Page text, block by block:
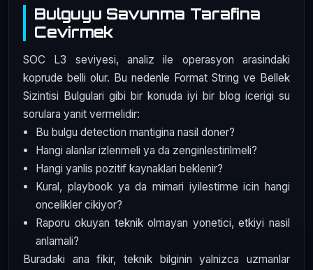
Bulguyu Savunma Tarafina
Cevirmek
SOC L3 seviyesi, analiz ile operasyon arasindaki
koprude belli olur. Bu nedenle Format String ve Bellek
Sizintisi Bulgulari gibi bir konuda iyi bir blog icerigi su
sorulara yanit vermelidir:
Bu bulgu detection mantigina nasil doner?
Hangi alanlar izlenmeli ya da zenginlestirilmeli?
Hangi yanlis pozitif kaynaklari beklenir?
Kural, playbook ya da mimari iyilestirme icin hangi
oncelikler cikiyor?
Raporu okuyan teknik olmayan yonetici, etkiyi nasil
anlamali?
Buradaki ana fikir, teknik bilginin yalnizca uzmanlar